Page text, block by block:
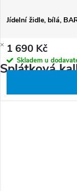
Jídelní židle, bílá,
1 690 Kč
Skladem u
×
Splátková